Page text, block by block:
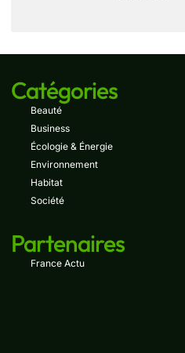
Catégories
Beauté
Business
Écologie & Énergie
Environnement
Habitat
Société
Partenaires
France Actu